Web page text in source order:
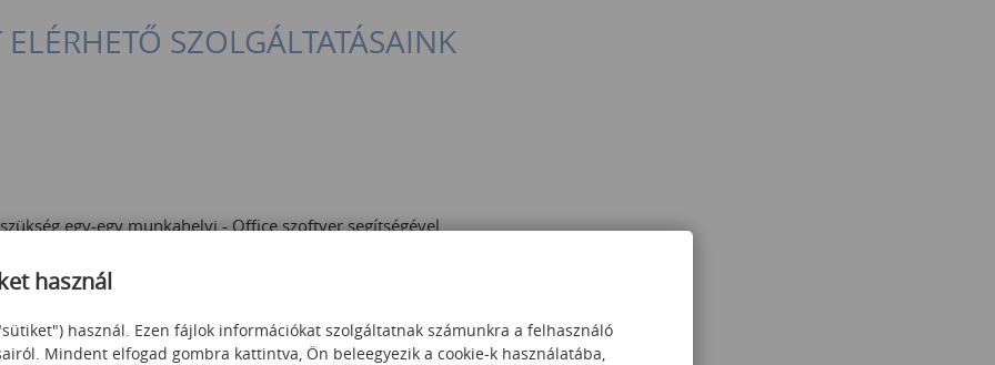
SZOLGÁLTATÁSAINK
egy-egy munkahelyi - Office szoftver segítségével
ismeretek hatékony és gyors elsajátításához
szakembereinkkel. Rengeteg téma felbukkanhat
figyelembe véve azt is, hogy a feladat elvégzésére
használ
használ. Ezen fájlok információkat szolgáltatnak számunkra a felhasználó
Mindent elfogad gombra kattintva, Ön beleegyezik a cookie-k használatába,